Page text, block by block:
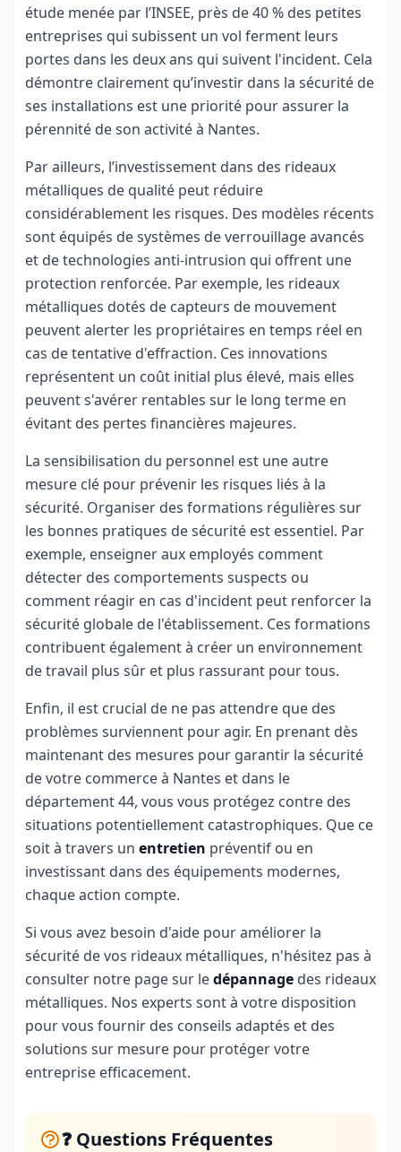
étude menée par l’INSEE, près de 40 % des petites
entreprises qui subissent un vol ferment leurs
portes dans les deux ans qui suivent l'incident. Cela
démontre clairement qu’investir dans la sécurité de
ses installations est une priorité pour assurer la
pérennité de son activité à Nantes.
Par ailleurs, l’investissement dans des rideaux
métalliques de qualité peut réduire
considérablement les risques. Des modèles récents
sont équipés de systèmes de verrouillage avancés
et de technologies anti-intrusion qui offrent une
protection renforcée. Par exemple, les rideaux
métalliques dotés de capteurs de mouvement
peuvent alerter les propriétaires en temps réel en
cas de tentative d'effraction. Ces innovations
représentent un coût initial plus élevé, mais elles
peuvent s'avérer rentables sur le long terme en
évitant des pertes financières majeures.
La sensibilisation du personnel est une autre
mesure clé pour prévenir les risques liés à la
sécurité. Organiser des formations régulières sur
les bonnes pratiques de sécurité est essentiel. Par
exemple, enseigner aux employés comment
détecter des comportements suspects ou
comment réagir en cas d'incident peut renforcer la
sécurité globale de l'établissement. Ces formations
contribuent également à créer un environnement
de travail plus sûr et plus rassurant pour tous.
Enfin, il est crucial de ne pas attendre que des
problèmes surviennent pour agir. En prenant dès
maintenant des mesures pour garantir la sécurité
de votre commerce à Nantes et dans le
département 44, vous vous protégez contre des
situations potentiellement catastrophiques. Que ce
soit à travers un entretien préventif ou en
investissant dans des équipements modernes,
chaque action compte.
Si vous avez besoin d'aide pour améliorer la
sécurité de vos rideaux métalliques, n'hésitez pas à
consulter notre page sur ledépannage des rideaux
métalliques. Nos experts sont à votre disposition
pour vous fournir des conseils adaptés et des
solutions sur mesure pour protéger votre
entreprise efficacement.
❓ Questions Fréquentes